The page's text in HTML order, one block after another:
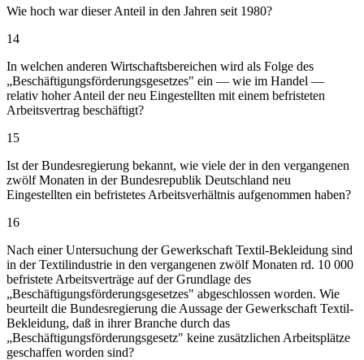
Wie hoch war dieser Anteil in den Jahren seit 1980?
14
In welchen anderen Wirtschaftsbereichen wird als Folge des
„Beschäftigungsförderungsgesetzes" ein — wie im Handel —
relativ hoher Anteil der neu Eingestellten mit einem befristeten
Arbeitsvertrag beschäftigt?
15
Ist der Bundesregierung bekannt, wie viele der in den vergangenen
zwölf Monaten in der Bundesrepublik Deutschland neu
Eingestellten ein befristetes Arbeitsverhältnis aufgenommen haben?
16
Nach einer Untersuchung der Gewerkschaft Textil-Bekleidung sind
in der Textilindustrie in den vergangenen zwölf Monaten rd. 10 000
befristete Arbeitsverträge auf der Grundlage des
„Beschäftigungsförderungsgesetzes" abgeschlossen worden. Wie
beurteilt die Bundesregierung die Aussage der Gewerkschaft Textil-
Bekleidung, daß in ihrer Branche durch das
„Beschäftigungsförderungsgesetz" keine zusätzlichen Arbeitsplätze
geschaffen worden sind?